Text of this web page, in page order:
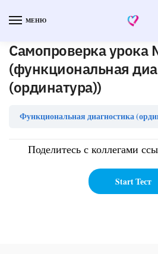
МЕНЮ
Самопроверка урока
(функциональная
(ординатура))
Поделитесь с коллегами